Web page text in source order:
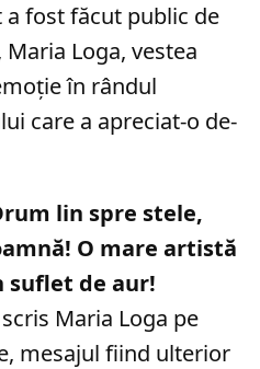
fost făcut public de
Loga, vestea
în rândul
care a apreciat-o de-
lin spre stele,
O mare artistă
suflet de aur!
Maria Loga pe
mesajul fiind ulterior